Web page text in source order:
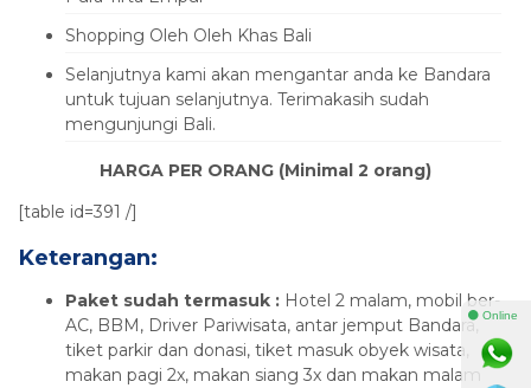
Shopping Oleh Oleh Khas Bali
Selanjutnya kami akan mengantar anda ke Bandara
untuk tujuan selanjutnya. Terimakasih sudah
mengunjungi Bali.
HARGA PER ORANG (Minimal 2 orang)
[table id=391 /]
Keterangan:
Paket sudah termasuk : Hotel 2 malam, mobil ber-
AC, BBM, Driver Pariwisata, antar jemput Bandara,
tiket parkir dan donasi, tiket masuk obyek wisata,
makan pagi 2x, makan siang 3x dan makan malam
⚫ Online